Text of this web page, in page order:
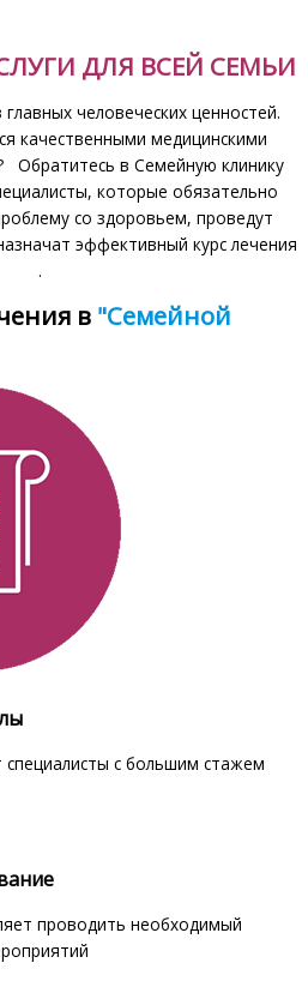
ДЛЯ ВСЕЙ СЕМЬИ
человеческих ценностей.
качественными медицинскими
Обратитесь в Семейную клинику
которые обязательно
со здоровьем, проведут
эффективный курс лечения
.
в "Семейной
с большим стажем
проводить необходимый